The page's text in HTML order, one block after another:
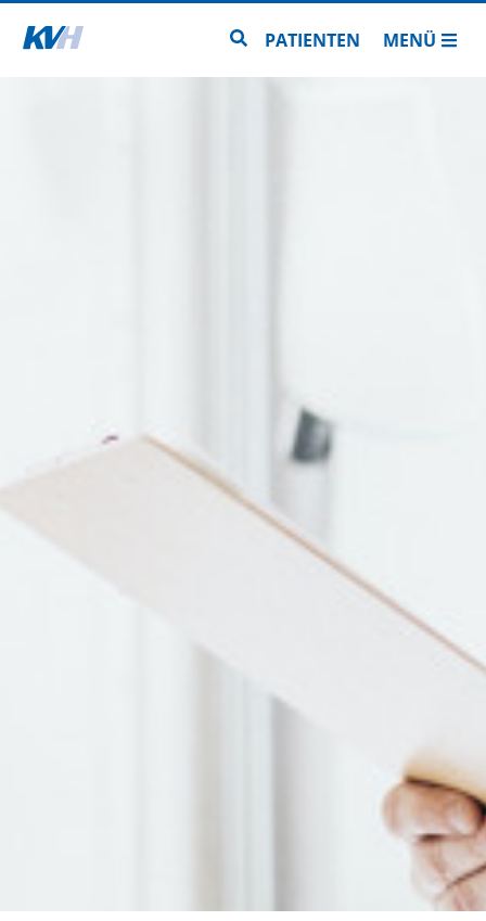
Zur Startseite Zur Seitensuche
PATIENTEN MENÜ